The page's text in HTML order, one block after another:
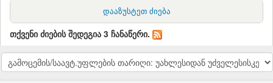
დააზუსტეთ ძიება
თქვენი ძიების შედეგია 3 ჩანაწერი.